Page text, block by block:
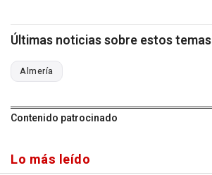
Últimas noticias sobre estos temas
Almería
Contenido patrocinado
Lo más leído